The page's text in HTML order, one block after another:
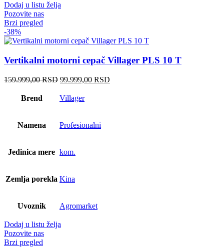
Dodaj u listu želja
Pozovite nas
Brzi pregled
-38%
Vertikalni motorni cepač Villager PLS 10 T
159.999,00RSD Originalna
je
99.999,00 RSD
Brend Villager
Namena Profesionalni
Jedinica mere kom.
Zemlja porekla Kina
Uvoznik Agromarket
Dodaj u listu želja
Pozovite nas
Brzi pregled